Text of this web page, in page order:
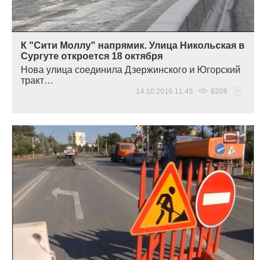
К "Сити Моллу" напрямик. Улица Никольская в
Сургуте откроется 18 октября
Нова улица соединила Дзержинского и Югорский
тракт…
14.10.2016 11:45 6208